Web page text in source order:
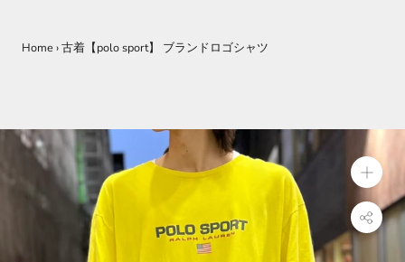
移
Home›古着【polo sport】 ブランドロゴシャツ